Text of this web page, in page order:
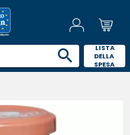
LISTA
DELLA
SPESA